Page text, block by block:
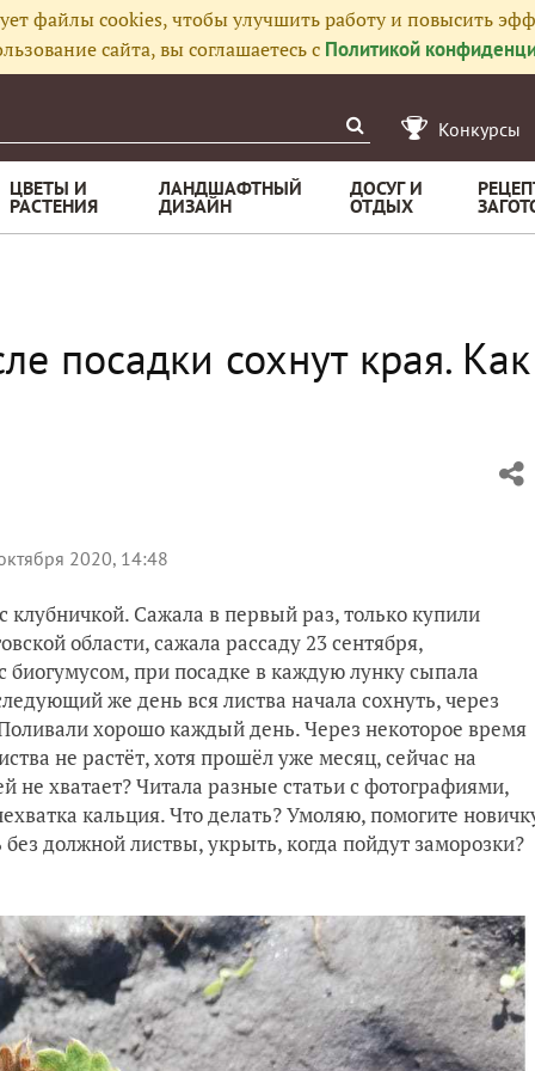
файлы cookies, чтобы улучшить работу и повысить
сайта, вы соглашаетесь с Политикой
Конкурсы
ЦВЕТЫ И
РАСТЕНИЯ
ЛАНДШАФТНЫЙ
ДИЗАЙН
ДОСУГ И
ОТДЫХ
посадки сохнут края. Как
2020, 14:48
клубничкой. Сажала в первый раз, только купили
области, сажала рассаду 23 сентября,
при посадке в каждую лунку сыпала
же день вся листва начала сохнуть, через
хорошо каждый день. Через некоторое время
не растёт, хотя прошёл уже месяц, сейчас на
не хватает? Читала разные статьи с фотографиями,
кальция. Что делать? Умоляю, помогите
должной листвы, укрыть, когда пойдут заморозки?